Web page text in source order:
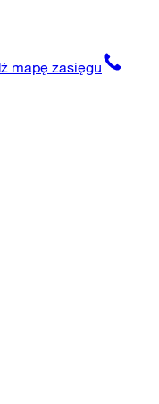
mapę zasięgu